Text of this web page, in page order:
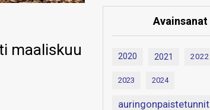
maaliskuu
Avainsanat
2020 2021 2022
2023 2024
auringonpaistetunnit